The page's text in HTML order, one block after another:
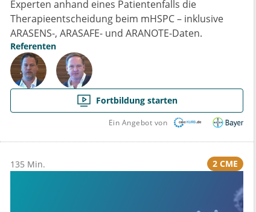
Experten anhand eines Patientenfalls die
Therapieentscheidung beim mHSPC – inklusive
ARASENS-, ARASAFE- und ARANOTE-Daten.
Referenten
Fortbildung starten
Ein Angebot von
135 Min. 2 CME